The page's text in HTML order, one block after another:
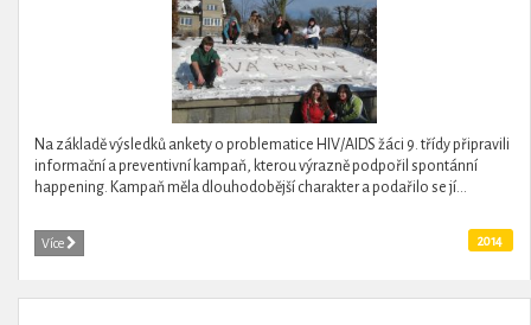
Na základě výsledků ankety o problematice HIV/AIDS žáci 9. třídy připravili
informační a preventivní kampaň, kterou výrazně podpořil spontánní
happening. Kampaň měla dlouhodobější charakter a podařilo se jí...
Více 2014